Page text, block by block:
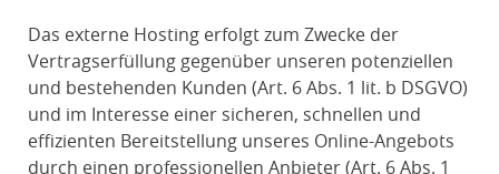
Das externe Hosting erfolgt zum Zwecke der
Vertragserfüllung gegenüber unseren potenziellen
und bestehenden Kunden (Art. 6 Abs. 1 lit. b DSGVO)
und im Interesse einer sicheren, schnellen und
effizienten Bereitstellung unseres Online-Angebots
durch einen professionellen Anbieter (Art. 6 Abs. 1